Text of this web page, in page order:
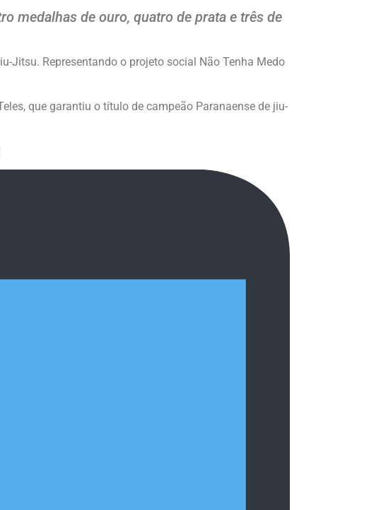
medalhas de ouro, quatro de prata e três de
Jitsu. Representando o projeto social Não Tenha Medo
que garantiu o título de campeão Paranaense de jiu-